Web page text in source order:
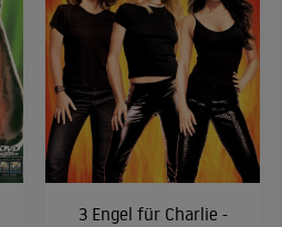
3 Engel für Charlie -